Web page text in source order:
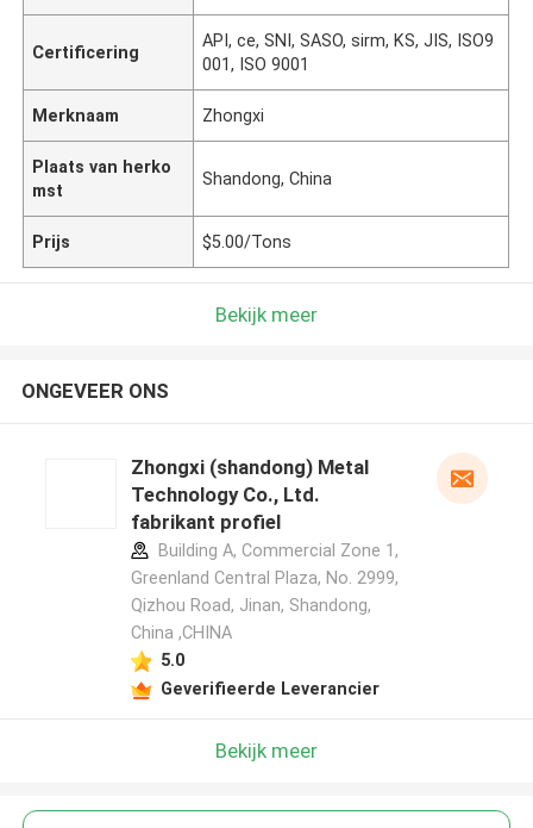
Certificering
API, ce, SNI, SASO, sirm, KS, JIS, ISO9
001, ISO 9001
Merknaam Zhongxi
Plaats van herko
mst
Shandong, China
Prijs $5.00/Tons
Bekijk meer
ONGEVEER ONS
Zhongxi (shandong) Metal
Technology Co., Ltd.
fabrikant profiel
Building A, Commercial Zone 1,
Greenland Central Plaza, No. 2999,
Qizhou Road, Jinan, Shandong,
China ,CHINA
5.0
Geverifieerde Leverancier
Bekijk meer